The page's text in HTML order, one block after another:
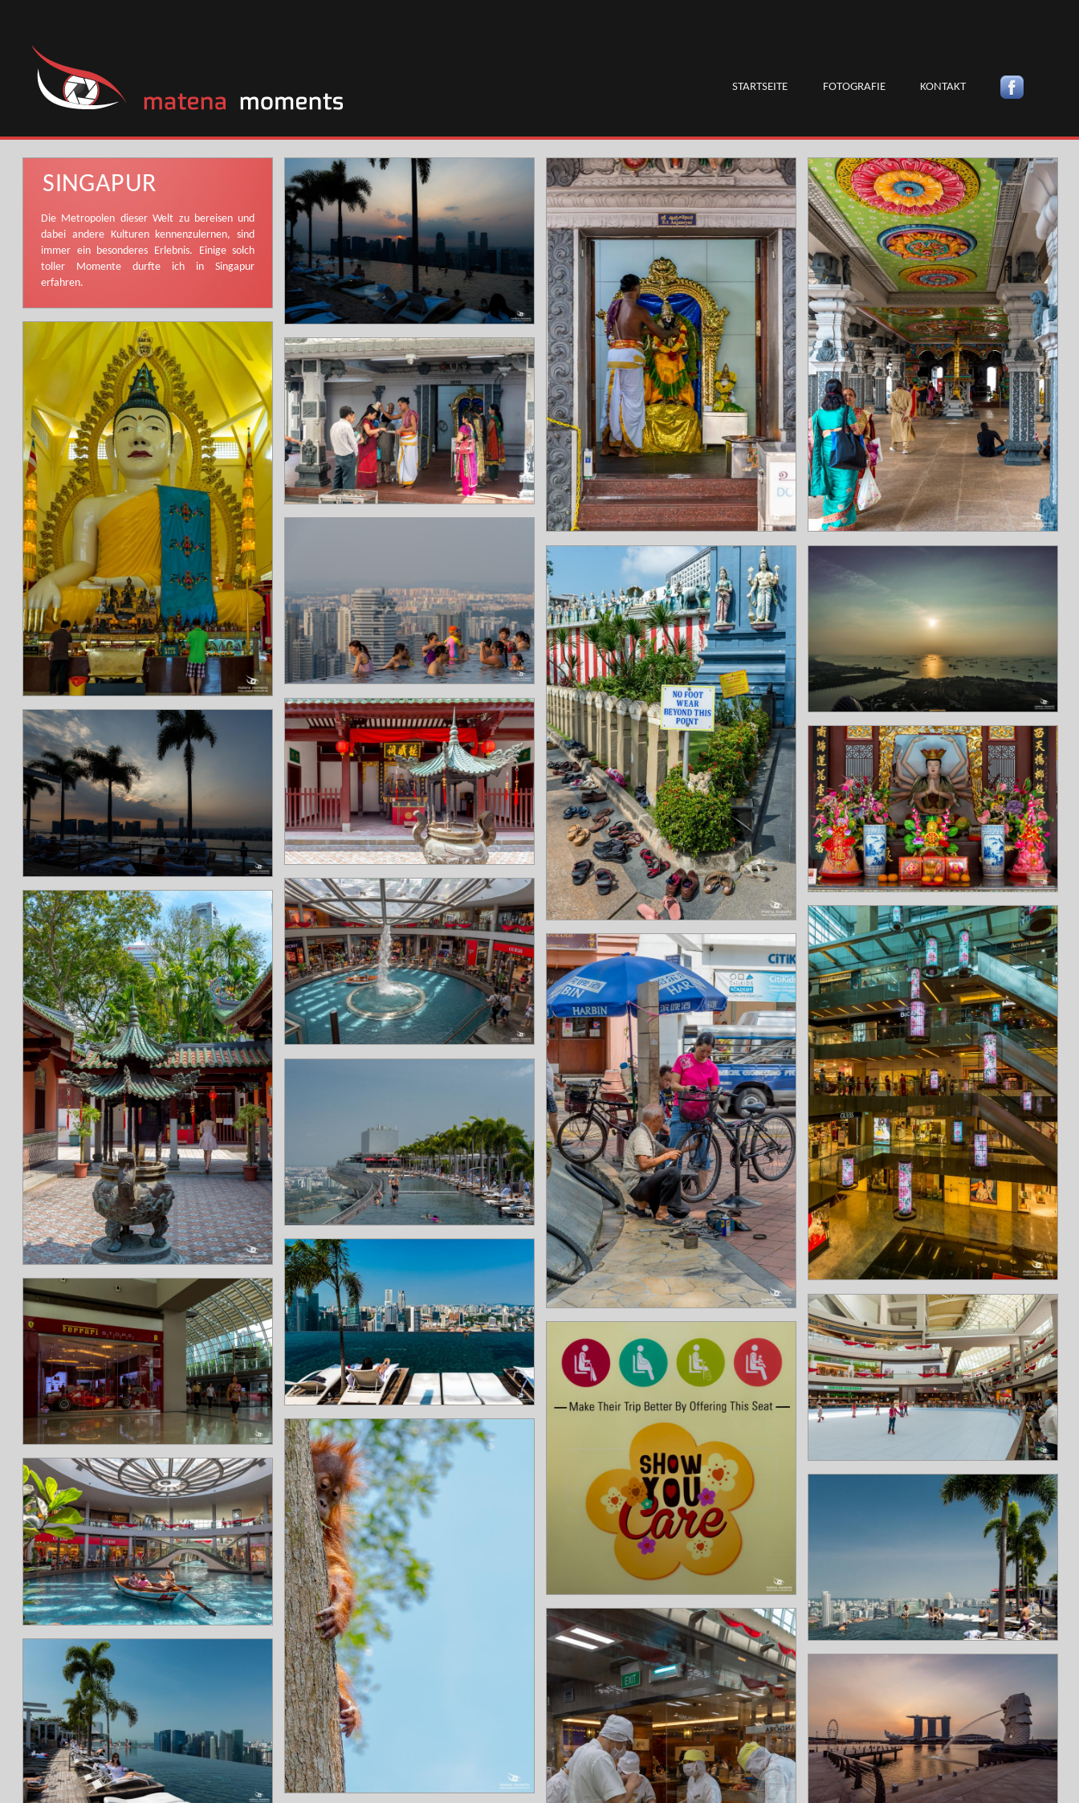
STARTSEITE FOTOGRAFIE KONTAKT
SINGAPUR
Die Metropolen dieser Welt zu bereisen und
dabei andere Kulturen kennenzulernen, sind
immer ein besonderes Erlebnis. Einige solch
toller Momente durfte ich in Singapur
erfahren.